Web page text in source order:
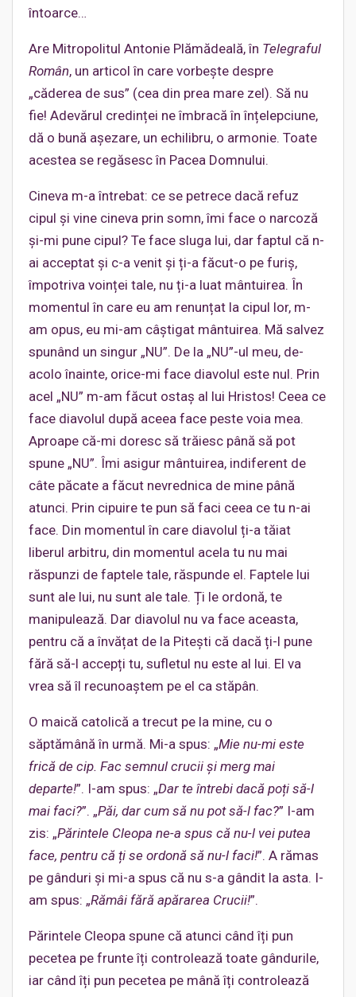
întoarce…
Are Mitropolitul Antonie Plămădeală, în Telegraful
Român, un articol în care vorbește despre
„căderea de sus” (cea din prea mare zel). Să nu
fie! Adevărul credinței ne îmbracă în înțelepciune,
dă o bună așezare, un echilibru, o armonie. Toate
acestea se regăsesc în Pacea Domnului.
Cineva m-a întrebat: ce se petrece dacă refuz
cipul și vine cineva prin somn, îmi face o narcoză
și-mi pune cipul? Te face sluga lui, dar faptul că n-
ai acceptat și c-a venit și ți-a făcut-o pe furiș,
împotriva voinței tale, nu ți-a luat mântuirea. În
momentul în care eu am renunțat la cipul lor, m-
am opus, eu mi-am câștigat mântuirea. Mă salvez
spunând un singur „NU”. De la „NU”-ul meu, de-
acolo înainte, orice-mi face diavolul este nul. Prin
acel „NU” m-am făcut ostaș al lui Hristos! Ceea ce
face diavolul după aceea face peste voia mea.
Aproape că-mi doresc să trăiesc până să pot
spune „NU”. Îmi asigur mântuirea, indiferent de
câte păcate a făcut nevrednica de mine până
atunci. Prin cipuire te pun să faci ceea ce tu n-ai
face. Din momentul în care diavolul ți-a tăiat
liberul arbitru, din momentul acela tu nu mai
răspunzi de faptele tale, răspunde el. Faptele lui
sunt ale lui, nu sunt ale tale. Ți le ordonă, te
manipulează. Dar diavolul nu va face aceasta,
pentru că a învățat de la Pitești că dacă ți-l pune
fără să-l accepți tu, sufletul nu este al lui. El va
vrea să îl recunoaștem pe el ca stăpân.
O maică catolică a trecut pe la mine, cu o
săptămână în urmă. Mi-a spus: „Mie nu-mi este
frică de cip. Fac semnul crucii și merg mai
departe!”. I-am spus: „Dar te întrebi dacă poți să-l
mai faci?”. „Păi, dar cum să nu pot să-l fac?” I-am
zis: „Părintele Cleopa ne-a spus că nu-l vei putea
face, pentru că ți se ordonă să nu-l faci!”. A rămas
pe gânduri și mi-a spus că nu s-a gândit la asta. I-
am spus: „Rămâi fără apărarea Crucii!”.
Părintele Cleopa spune că atunci când îți pun
pecetea pe frunte îți controlează toate gândurile,
iar când îți pun pecetea pe mână îți controlează